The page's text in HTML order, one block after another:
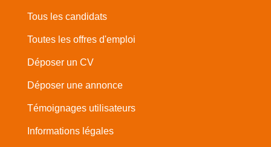
Tous les candidats
Toutes les offres d'emploi
Déposer un CV
Déposer une annonce
Témoignages utilisateurs
Informations légales